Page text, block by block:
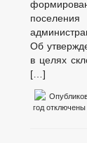
Об
в целях
[…]
год отключены